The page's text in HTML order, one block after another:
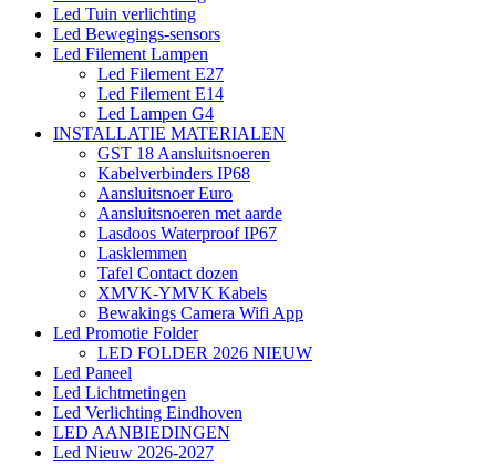
Led Tuin verlichting
Led Bewegings-sensors
Led Filement Lampen
Led Filement E27
Led Filement E14
Led Lampen G4
INSTALLATIE MATERIALEN
GST 18 Aansluitsnoeren
Kabelverbinders IP68
Aansluitsnoer Euro
Aansluitsnoeren met aarde
Lasdoos Waterproof IP67
Lasklemmen
Tafel Contact dozen
XMVK-YMVK Kabels
Bewakings Camera Wifi App
Led Promotie Folder
LED FOLDER 2026 NIEUW
Led Paneel
Led Lichtmetingen
Led Verlichting Eindhoven
LED AANBIEDINGEN
Led Nieuw 2026-2027